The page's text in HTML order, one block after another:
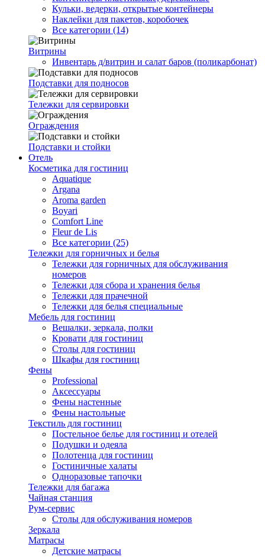
Кульки, ведерки, открытые контейнеры
Наклейки для пакетов, коробочек
Все категории (14)
Витрины
Инвентарь д/витрин и салат баров (поликарбонат)
Подставки для подносов
Тележки для сервировки
Ограждения
Подставки и стойки
Отель
Косметика для гостиниц
Aquatique
Argana
Aroma garden
Boyari
Comfort Line
Fleur de Lis
Все категории (25)
Тележки для горничных и белья
Тележки для горничных для обслуживания
номеров
Тележки для сбора и хранения белья
Тележки для прачечной
Тележки для белья специальные
Мебель для гостиниц
Вешалки, зеркала, полки
Кровати для гостиниц
Столы для гостиниц
Шкафы для гостиниц
Фены
Professional
Аксессуары
Фены настенные
Фены настольные
Текстиль для гостиниц
Постельное белье для гостиниц и отелей
Подушки и одеяла
Полотенца для гостиниц
Гостиничные халаты
Одноразовые тапочки
Тележки для багажа
Чайная станция
Рум-сервис
Столы для обслуживания номеров
Зеркала
Матрасы
Детские матрасы